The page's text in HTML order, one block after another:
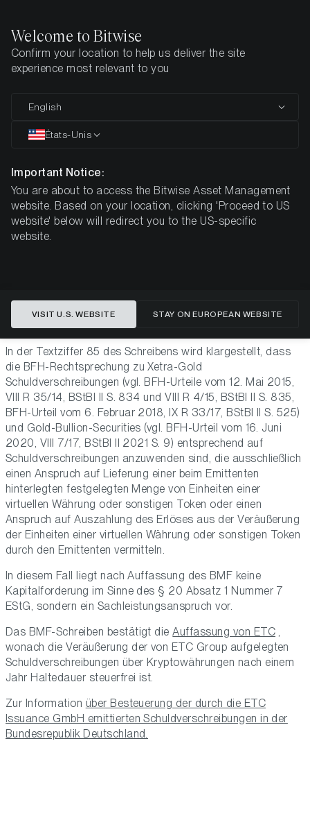
Information zur
von Crypto ETCs in
Deutschland
Information zur steuerlichen Behandlung von Crypto ETCs
in Deutschland
Das Bundesfinanzministerium (BMF) hat am 10. Mai 2022
Behandlung von virtuellen Währungen und von sonstigen
Token).
In der Textziffer 85 des Schreibens wird klargestellt, dass
die BFH-Rechtsprechung zu Xetra-Gold
Schuldverschreibungen (vgl. BFH-Urteile vom 12. Mai 2015,
VIII R 35/14, BStBl II S. 834 und VIII R 4/15, BStBl II S. 835,
BFH-Urteil vom 6. Februar 2018, IX R 33/17, BStBl II S. 525)
und Gold-Bullion-Securities (vgl. BFH-Urteil vom 16. Juni
2020, VIII 7/17, BStBl II 2021 S. 9) entsprechend auf
Schuldverschreibungen anzuwenden sind, die ausschließlich
einen Anspruch auf Lieferung einer beim Emittenten
hinterlegten festgelegten Menge von Einheiten einer
virtuellen Währung oder sonstigen Token oder einen
Anspruch auf Auszahlung des Erlöses aus der Veräußerung
der Einheiten einer virtuellen Währung oder sonstigen Token
durch den Emittenten vermitteln.
In diesem Fall liegt nach Auffassung des BMF keine
Kapitalforderung im Sinne des § 20 Absatz 1 Nummer 7
EStG, sondern ein Sachleistungsanspruch vor.
Das BMF-Schreiben bestätigt dieAuffassung von ETC ,
wonach die Veräußerung der von ETC Group aufgelegten
Schuldverschreibungen über Kryptowährungen nach einem
Jahr Haltedauer steuerfrei ist.
Zur Information über Besteuerung der durch die ETC
Issuance GmbH emittierten Schuldverschreibungen in der
Bundesrepublik Deutschland.
Welcome to Bitwise
Confirm your location to help us deliver the site
experience most relevant to you
English
États-Unis
Important Notice:
You are about to access the Bitwise Asset Management
website. Based on your location, clicking 'Proceed to US
website' below will redirect you to the US-specific
website.
VISIT U.S. WEBSITE STAY ON EUROPEAN WEBSITE